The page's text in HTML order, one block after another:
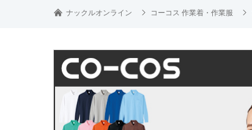
ナックルオンライン コーコス 作業着・作業服